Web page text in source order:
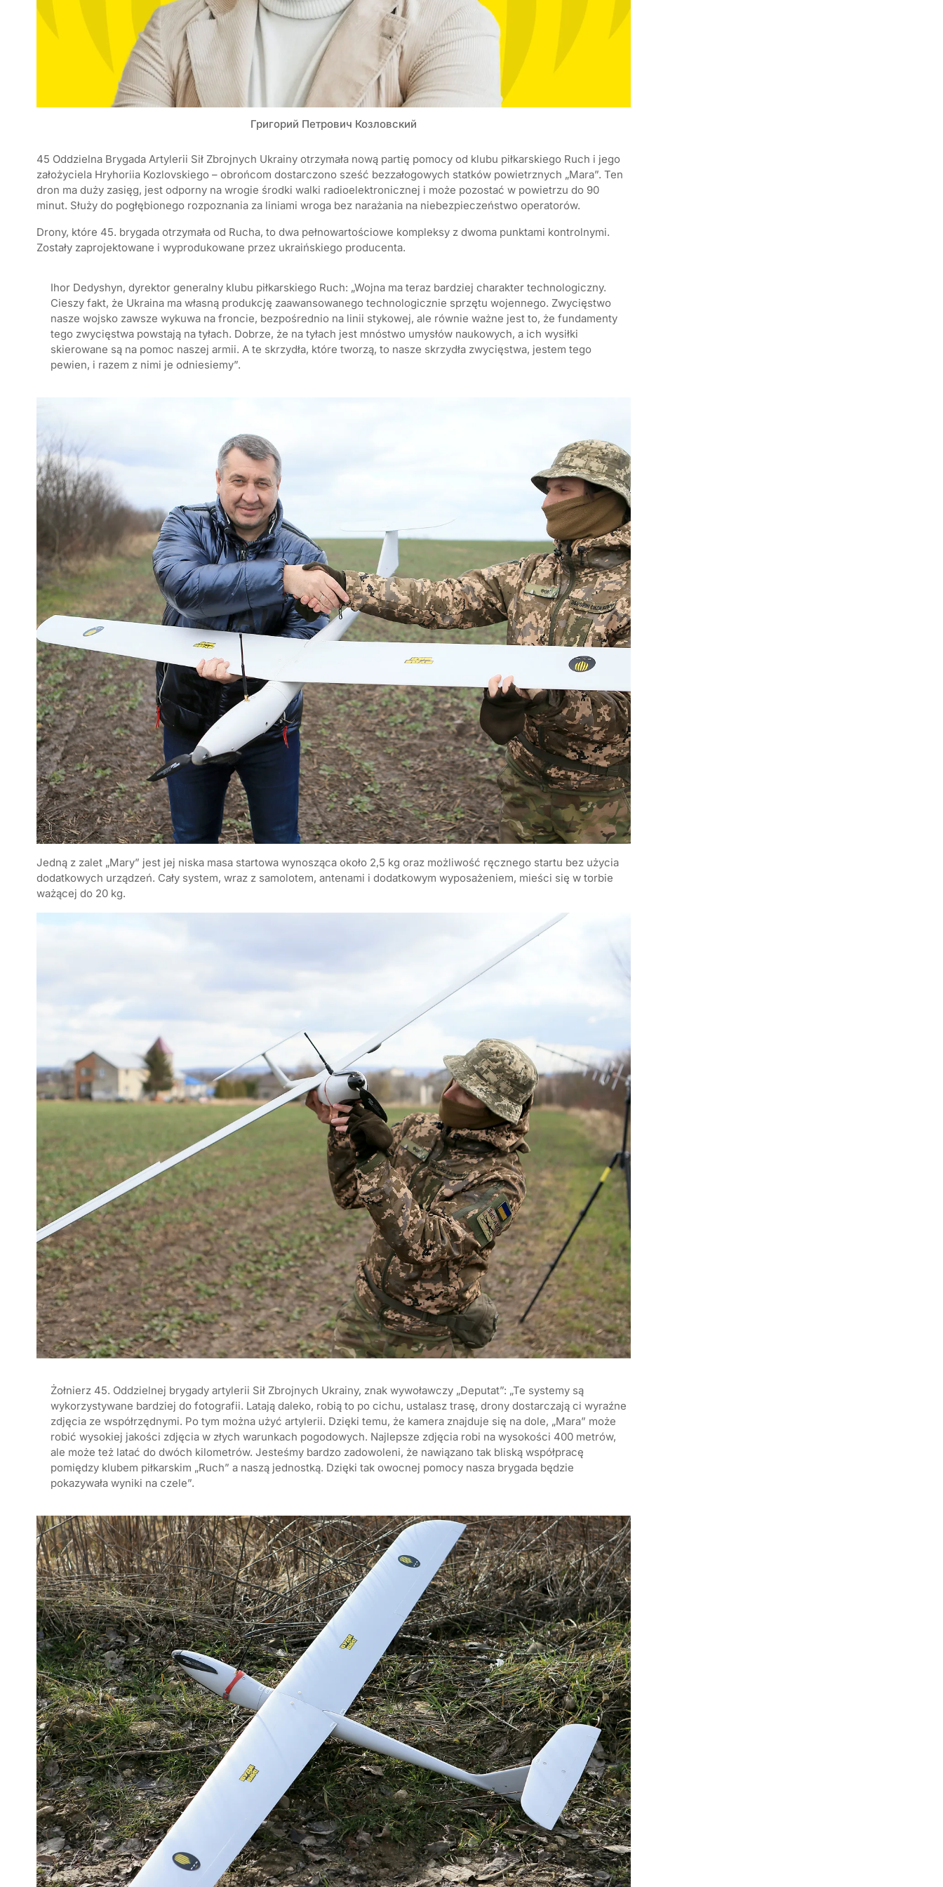
Григорий Петрович Козловский
45 Oddzielna Brygada Artylerii Sił Zbrojnych Ukrainy otrzymała nową partię pomocy od klubu piłkarskiego Ruch i jego
założyciela Hryhoriia Kozlovskiego – obrońcom dostarczono sześć bezzałogowych statków powietrznych „Mara”. Ten
dron ma duży zasięg, jest odporny na wrogie środki walki radioelektronicznej i może pozostać w powietrzu do 90
minut. Służy do pogłębionego rozpoznania za liniami wroga bez narażania na niebezpieczeństwo operatorów.
Drony, które 45. brygada otrzymała od Rucha, to dwa pełnowartościowe kompleksy z dwoma punktami kontrolnymi.
Zostały zaprojektowane i wyprodukowane przez ukraińskiego producenta.
Ihor Dedyshyn, dyrektor generalny klubu piłkarskiego Ruch: „Wojna ma teraz bardziej charakter technologiczny.
Cieszy fakt, że Ukraina ma własną produkcję zaawansowanego technologicznie sprzętu wojennego. Zwycięstwo
nasze wojsko zawsze wykuwa na froncie, bezpośrednio na linii stykowej, ale równie ważne jest to, że fundamenty
tego zwycięstwa powstają na tyłach. Dobrze, że na tyłach jest mnóstwo umysłów naukowych, a ich wysiłki
skierowane są na pomoc naszej armii. A te skrzydła, które tworzą, to nasze skrzydła zwycięstwa, jestem tego
pewien, i razem z nimi je odniesiemy”.
Jedną z zalet „Mary” jest jej niska masa startowa wynosząca około 2,5 kg oraz możliwość ręcznego startu bez użycia
dodatkowych urządzeń. Cały system, wraz z samolotem, antenami i dodatkowym wyposażeniem, mieści się w torbie
ważącej do 20 kg.
Żołnierz 45. Oddzielnej brygady artylerii Sił Zbrojnych Ukrainy, znak wywoławczy „Deputat”: „Te systemy są
wykorzystywane bardziej do fotografii. Latają daleko, robią to po cichu, ustalasz trasę, drony dostarczają ci wyraźne
zdjęcia ze współrzędnymi. Po tym można użyć artylerii. Dzięki temu, że kamera znajduje się na dole, „Mara” może
robić wysokiej jakości zdjęcia w złych warunkach pogodowych. Najlepsze zdjęcia robi na wysokości 400 metrów,
ale może też latać do dwóch kilometrów. Jesteśmy bardzo zadowoleni, że nawiązano tak bliską współpracę
pomiędzy klubem piłkarskim „Ruch” a naszą jednostką. Dzięki tak owocnej pomocy nasza brygada będzie
pokazywała wyniki na czele”.